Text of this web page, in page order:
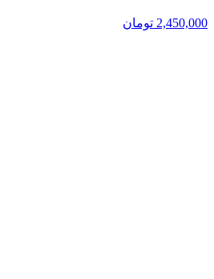
2,450,000 تومان